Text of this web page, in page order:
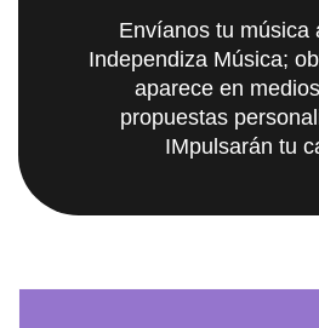
Envíanos tu música
Independiza Música;
aparece en
propuestas
IMpulsarán tu